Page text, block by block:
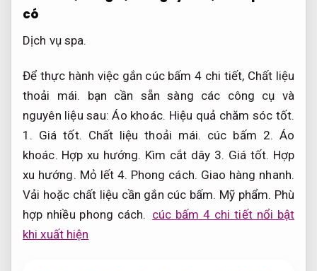
có
Dịch vụ spa.
Để thực hành việc gắn cúc bấm 4 chi tiết, Chất liệu
thoải mái.
bạn cần sẵn sàng các công cụ và
nguyên liệu sau:Áo khoác. Hiệu quả chăm sóc tốt.
1. Giá tốt. Chất liệu thoải mái. cúc bấm 2. Áo
khoác. Hợp xu hướng. Kìm cắt dây 3. Giá tốt. Hợp
xu hướng. Mỏ lết 4. Phong cách. Giao hàng nhanh.
Vải hoặc chất liệu cần gắn cúc bấm. Mỹ phẩm. Phù
hợp nhiều phong cách. cúc bấm 4 chi tiết nổi bật
khi xuất hiện